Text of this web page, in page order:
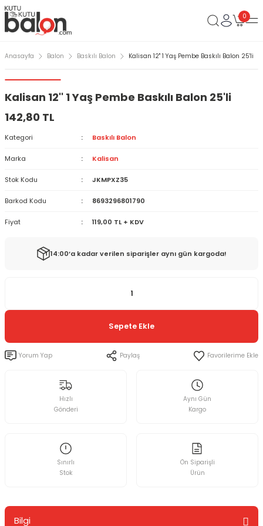
0
Anasayfa Balon Baskılı Balon Kalisan 12'' 1 Yaş Pembe Baskılı Balon 25'li
Kalisan 12'' 1 Yaş Pembe Baskılı Balon 25'li
142,80 TL
Kategori Baskılı Balon
Marka Kalisan
Stok Kodu JKMPXZ35
Barkod Kodu 8693296801790
Fiyat 119,00 TL + KDV
14:00’a kadar verilen siparişler aynı gün kargoda!
Sepete Ekle
Yorum Yap Paylaş
Hızlı
Gönderi
Aynı Gün
Kargo
Sınırlı
Stok
Ön Siparişli
Ürün
Bilgi